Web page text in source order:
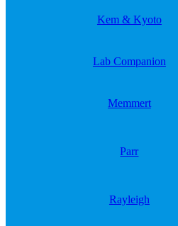
Kem & Kyoto
Lab Companion
Memmert
Parr
Rayleigh